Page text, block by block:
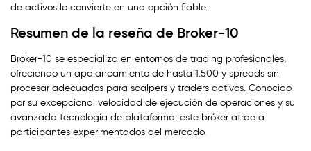
de activos lo convierte en una opción fiable.
Resumen de la reseña de Broker-10
Broker-10 se especializa en entornos de trading profesionales,
ofreciendo un apalancamiento de hasta 1:500 y spreads sin
procesar adecuados para scalpers y traders activos. Conocido
por su excepcional velocidad de ejecución de operaciones y su
avanzada tecnología de plataforma, este bróker atrae a
participantes experimentados del mercado.